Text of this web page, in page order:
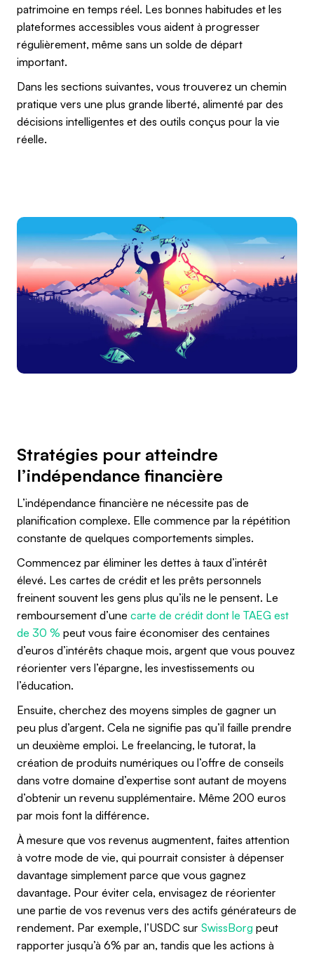
patrimoine en temps réel. Les bonnes habitudes et les
plateformes accessibles vous aident à progresser
régulièrement, même sans un solde de départ
important.
Dans les sections suivantes, vous trouverez un chemin
pratique vers une plus grande liberté, alimenté par des
décisions intelligentes et des outils conçus pour la vie
réelle.
Stratégies pour atteindre
l’indépendance financière
L’indépendance financière ne nécessite pas de
planification complexe. Elle commence par la répétition
constante de quelques comportements simples.
Commencez par éliminer les dettes à taux d’intérêt
élevé. Les cartes de crédit et les prêts personnels
freinent souvent les gens plus qu’ils ne le pensent. Le
remboursement d’une carte de crédit dont le TAEG est
de 30 % peut vous faire économiser des centaines
d’euros d’intérêts chaque mois, argent que vous pouvez
réorienter vers l’épargne, les investissements ou
l’éducation.
Ensuite, cherchez des moyens simples de gagner un
peu plus d’argent. Cela ne signifie pas qu’il faille prendre
un deuxième emploi. Le freelancing, le tutorat, la
création de produits numériques ou l’offre de conseils
dans votre domaine d’expertise sont autant de moyens
d’obtenir un revenu supplémentaire. Même 200 euros
par mois font la différence.
À mesure que vos revenus augmentent, faites attention
à votre mode de vie, qui pourrait consister à dépenser
davantage simplement parce que vous gagnez
davantage. Pour éviter cela, envisagez de réorienter
une partie de vos revenus vers des actifs générateurs de
rendement. Par exemple, l’USDC sur SwissBorg peut
rapporter jusqu’à 6% par an, tandis que les actions à